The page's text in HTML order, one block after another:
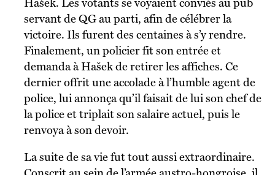
Hašek. Les votants se voyaient conviés au pub
servant de QG au parti, afin de célébrer la
victoire. Ils furent des centaines à s’y rendre.
Finalement, un policier fit son entrée et
demanda à Hašek de retirer les affiches. Ce
dernier offrit une accolade à l’humble agent de
police, lui annonça qu’il faisait de lui son chef de
la police et triplait son salaire actuel, puis le
renvoya à son devoir.
La suite de sa vie fut tout aussi extraordinaire.